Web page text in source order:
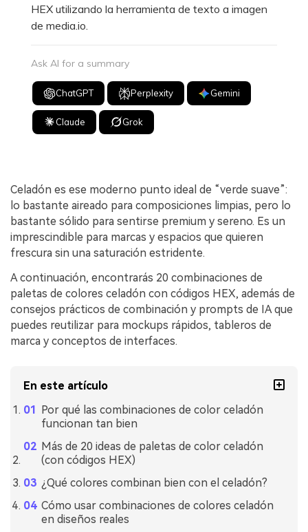
HEX utilizando la herramienta de texto a imagen
de media.io.
Ask AI for a summary
ChatGPT Perplexity Gemini
Claude Grok
Celadón es ese moderno punto ideal de “verde suave”:
lo bastante aireado para composiciones limpias, pero lo
bastante sólido para sentirse premium y sereno. Es un
imprescindible para marcas y espacios que quieren
frescura sin una saturación estridente.
A continuación, encontrarás 20 combinaciones de
paletas de colores celadón con códigos HEX, además de
consejos prácticos de combinación y prompts de IA que
puedes reutilizar para mockups rápidos, tableros de
marca y conceptos de interfaces.
En este artículo
Por qué las combinaciones de color celadón
funcionan tan bien
Más de 20 ideas de paletas de color celadón
(con códigos HEX)
¿Qué colores combinan bien con el celadón?
Cómo usar combinaciones de colores celadón
en diseños reales